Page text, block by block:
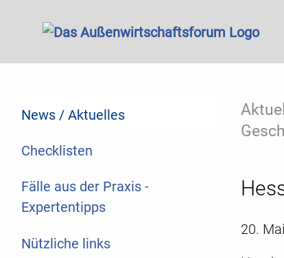
News / Aktuelles
Checklisten
Fälle aus der Praxis -
Expertentipps
Nützliche links
20.